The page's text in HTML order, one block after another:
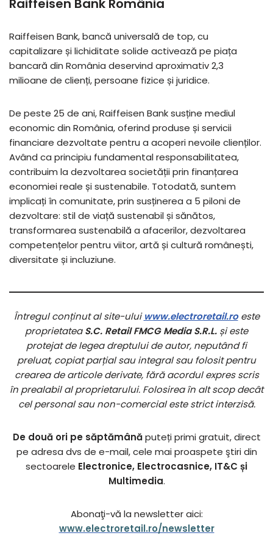
Raiffeisen Bank România
Raiffeisen Bank, bancă universală de top, cu
capitalizare și lichiditate solide activează pe piața
bancară din România deservind aproximativ 2,3
milioane de clienți, persoane fizice și juridice.
De peste 25 de ani, Raiffeisen Bank susține mediul
economic din România, oferind produse și servicii
financiare dezvoltate pentru a acoperi nevoile clienților.
Având ca principiu fundamental responsabilitatea,
contribuim la dezvoltarea societății prin finanțarea
economiei reale și sustenabile. Totodată, suntem
implicați în comunitate, prin susținerea a 5 piloni de
dezvoltare: stil de viață sustenabil și sănătos,
transformarea sustenabilă a afacerilor, dezvoltarea
competențelor pentru viitor, artă și cultură românești,
diversitate și incluziune.
Întregul conținut al site-uluiwww.electroretail.roeste
proprietateaS.C. Retail FMCG Media S.R.L. și este
protejat de legea dreptului de autor, neputând fi
preluat, copiat parțial sau integral sau folosit pentru
crearea de articole derivate, fără acordul expres scris
în prealabil al proprietarului. Folosirea în alt scop decât
cel personal sau non-comercial este strict interzisă.
De două ori pe săptămânăputeți primi gratuit, direct
pe adresa dvs de e-mail, cele mai proaspete ştiri din
sectoarele Electronice, Electrocasnice, IT&C și
Multimedia.
Abonaţi-vă la newsletter aici:
www.electroretail.ro/newsletter